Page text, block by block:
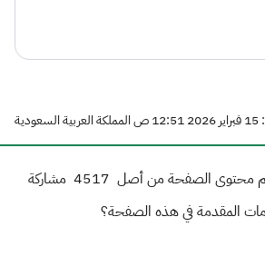
محتوى الصفحة من أصل 4517 مشاركة
المقدمة في هذه الصفحة؟